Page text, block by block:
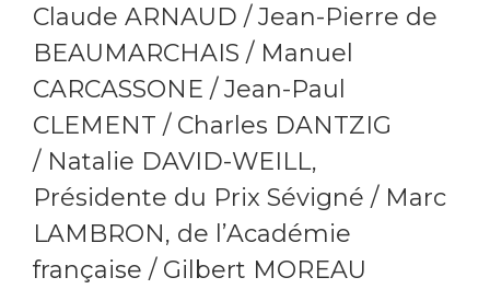
Claude ARNAUD / Jean-Pierre de
BEAUMARCHAIS / Manuel
CARCASSONE / Jean-Paul
CLEMENT / Charles DANTZIG
/ Natalie DAVID-WEILL,
Présidente du Prix Sévigné / Marc
LAMBRON, de l’Académie
française / Gilbert MOREAU